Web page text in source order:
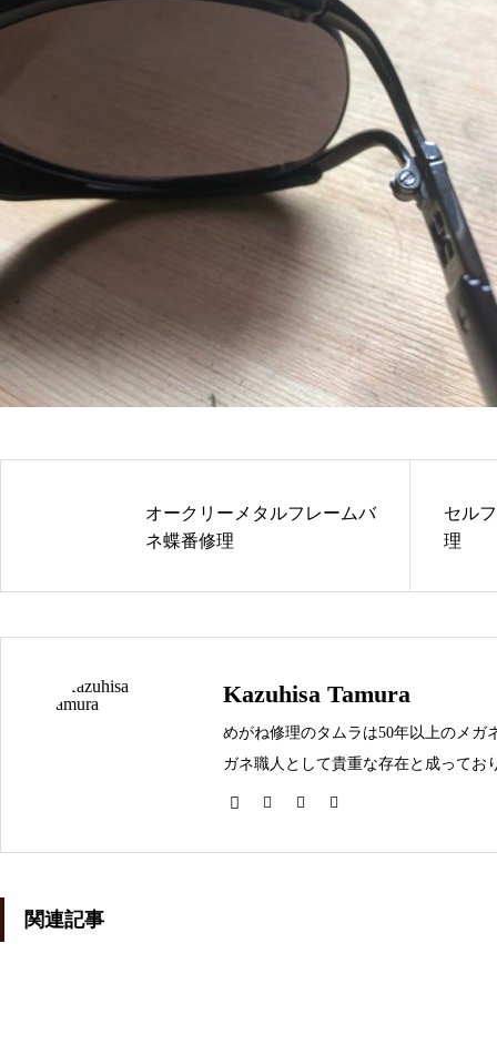
メガネ修理 アランミクリバネ
メガネ修理依頼 アランミクリ
バネ蝶番修理品
メガネ修理 アランミクリセル
テンプル折れ修理依頼品
メガネ修理 オークリーハチェ
オークリーバッドマンバネ蝶番
修理依頼品
オークリーメタルフレームバ
ネ蝶番修理
セル
理
Kazuhisa Tamura
めがね修理のタムラは50年以上のメガ
ガネ職人として貴重な存在と成ってお
メガネを壊してしまった時は是非お問
関連記事